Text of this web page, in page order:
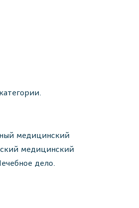
медицинский
медицинский
дело.